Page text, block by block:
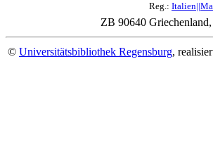
Reg.:
ZB 90640
© Universitätsbibliothek Regensburg,